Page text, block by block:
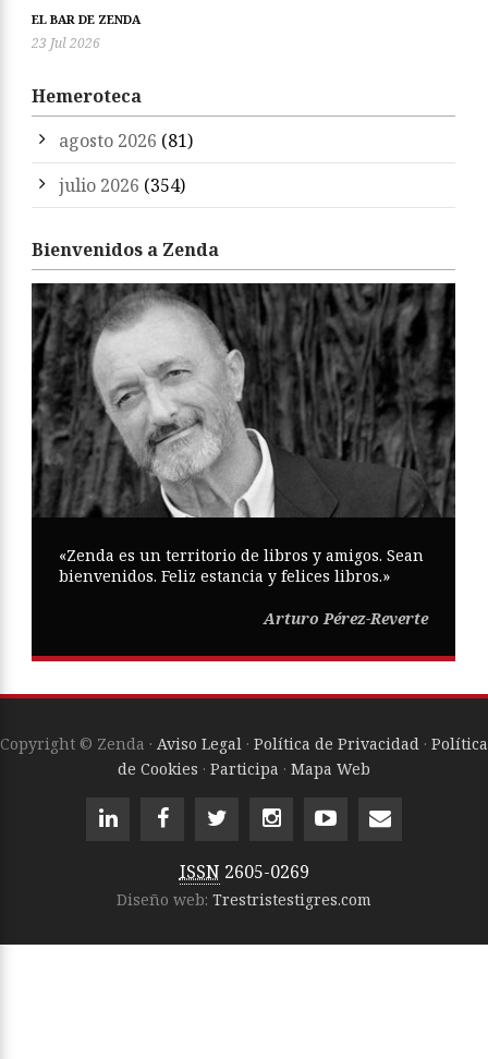
EL BAR DE ZENDA
23 Jul 2026
Hemeroteca
agosto 2026 (81)
julio 2026 (354)
Bienvenidos a Zenda
«Zenda es un territorio de libros y amigos. Sean
bienvenidos. Feliz estancia y felices libros.»
Arturo Pérez-Reverte
Copyright © Zenda · Aviso Legal · Política de Privacidad · Política
de Cookies · Participa · Mapa Web
ISSN 2605-0269
Diseño web: Trestristestigres.com